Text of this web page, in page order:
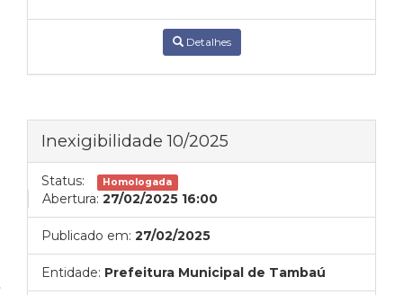
Detalhes
Inexigibilidade 10/2025
Status: Homologada
Abertura: 27/02/2025 16:00
Publicado em: 27/02/2025
Entidade: Prefeitura Municipal de Tambaú